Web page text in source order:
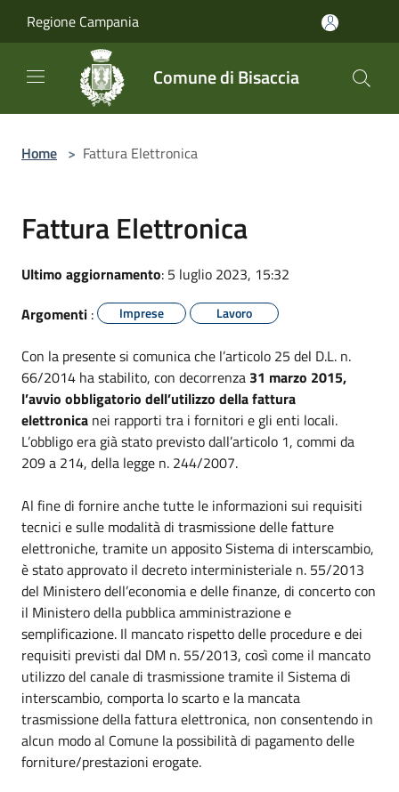
Regione Campania
Comune di Bisaccia
Home > Fattura Elettronica
Fattura Elettronica
Ultimo aggiornamento: 5 luglio 2023, 15:32
Argomenti : Imprese Lavoro
Con la presente si comunica che l’articolo 25 del D.L. n.
66/2014 ha stabilito, con decorrenza 31 marzo 2015,
l’avvio obbligatorio dell’utilizzo della fattura
elettronica nei rapporti tra i fornitori e gli enti locali.
L’obbligo era già stato previsto dall’articolo 1, commi da
209 a 214, della legge n. 244/2007.
Al fine di fornire anche tutte le informazioni sui requisiti
tecnici e sulle modalità di trasmissione delle fatture
elettroniche, tramite un apposito Sistema di interscambio,
è stato approvato il decreto interministeriale n. 55/2013
del Ministero dell’economia e delle finanze, di concerto con
il Ministero della pubblica amministrazione e
semplificazione. Il mancato rispetto delle procedure e dei
requisiti previsti dal DM n. 55/2013, così come il mancato
utilizzo del canale di trasmissione tramite il Sistema di
interscambio, comporta lo scarto e la mancata
trasmissione della fattura elettronica, non consentendo in
alcun modo al Comune la possibilità di pagamento delle
forniture/prestazioni erogate.